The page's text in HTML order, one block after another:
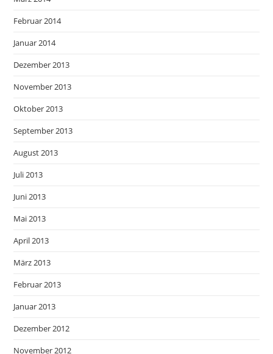
Februar 2014
Januar 2014
Dezember 2013
November 2013
Oktober 2013
September 2013
August 2013
Juli 2013
Juni 2013
Mai 2013
April 2013
März 2013
Februar 2013
Januar 2013
Dezember 2012
November 2012